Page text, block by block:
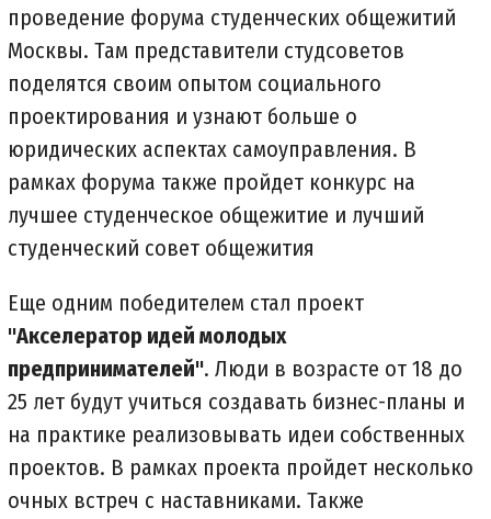
проведение форума студенческих общежитий
Москвы. Там представители студсоветов
поделятся своим опытом социального
проектирования и узнают больше о
юридических аспектах самоуправления. В
рамках форума также пройдет конкурс на
лучшее студенческое общежитие и лучший
студенческий совет общежития
Еще одним победителем стал проект
"Акселератор идей молодых
предпринимателей". Люди в возрасте от 18 до
25 лет будут учиться создавать бизнес-планы и
на практике реализовывать идеи собственных
проектов. В рамках проекта пройдет несколько
очных встреч с наставниками. Также